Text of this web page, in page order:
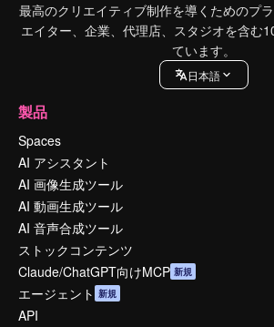
最高のクリエイティブ制作を導くためのプ
エイター、企業、代理店、スタジオを含む
ています。
日本語
製品
Spaces
AI アシスタント
AI 画像生成ツール
AI 動画生成ツール
AI 音声合成ツール
ストックコンテンツ
Claude/ChatGPT向けMCP 新規
エージェント 新規
API